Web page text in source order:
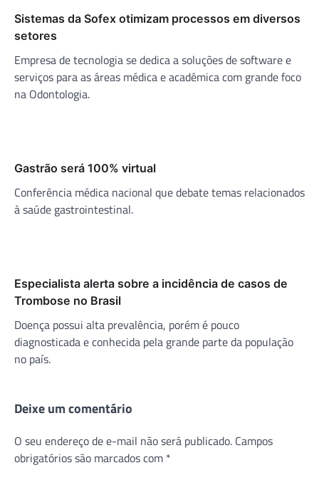
Sistemas da Sofex otimizam processos em diversos
setores
Empresa de tecnologia se dedica a soluções de software e
serviços para as áreas médica e acadêmica com grande foco
na Odontologia.
Gastrão será 100% virtual
Conferência médica nacional que debate temas relacionados
à saúde gastrointestinal.
Especialista alerta sobre a incidência de casos de
Trombose no Brasil
Doença possui alta prevalência, porém é pouco
diagnosticada e conhecida pela grande parte da população
no país.
Deixe um comentário
O seu endereço de e-mail não será publicado. Campos
obrigatórios são marcados com *